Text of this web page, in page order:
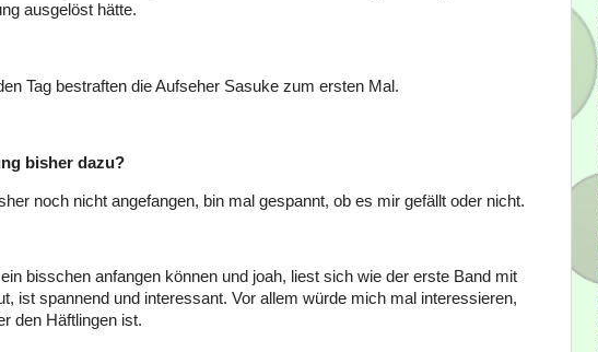
ausgelöst hätte.
Tag bestraften die Aufseher Sasuke zum ersten Mal.
bisher dazu?
noch nicht angefangen, bin mal gespannt, ob es mir gefällt oder nicht.
bisschen anfangen können und joah, liest sich wie der erste Band mit
ist spannend und interessant. Vor allem würde mich mal interessieren,
den Häftlingen ist.